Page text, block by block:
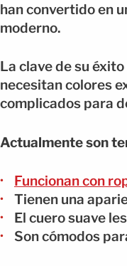
han convertido en
moderno.
La clave de su
necesitan colores
complicados para
Actualmente son
Funcionan con
Tienen una
El cuero suave
Son cómodos